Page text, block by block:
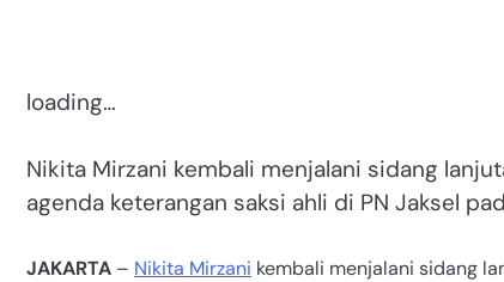
loading…
Nikita Mirzani kembali menjalani sidang
agenda keterangan saksi ahli di PN Jaksel
JAKARTA – Nikita Mirzani kembali menjalani sidang